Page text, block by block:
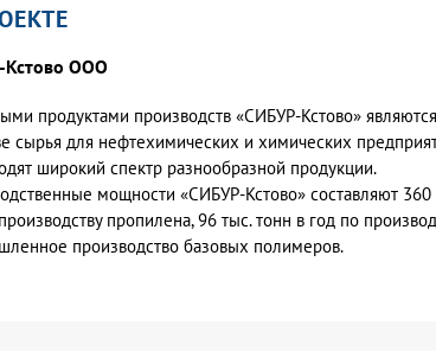
ООО
продуктами производств «СИБУР-Кстово»
сырья для нефтехимических и химических
широкий спектр разнообразной продукции.
мощности «СИБУР-Кстово» составляют 360
пропилена, 96 тыс. тонн в год по
производство базовых полимеров.